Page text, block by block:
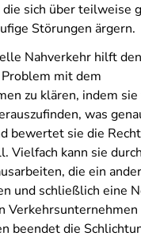
sich über teilweise
Störungen ärgern.
Nahverkehr hilft den
mit dem
zu klären, indem
was
bewertet sie die
Vielfach kann sie
die ein
und schließlich eine
beendet die